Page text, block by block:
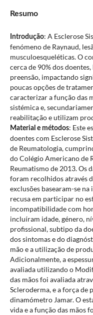
Resumo
Introdução: A Esclerose
fenómeno de Raynaud,
musculoesqueléticas. O
cerca de 90% dos
preensão, impactando
poucas opções de
caracterizar a função das
sistémica e,
reabilitação e utilizam
Material e métodos: Este
doentes com Esclerose
de Reumatologia,
do Colégio Americano de
Reumatismo de 2013. Os
foram recolhidos através
exclusões basearam-se
recusa em participar no
incompatibilidade com
incluíram idade, género,
profissional, subtipo da
dos sintomas e do
mão e a utilização de
Adicionalmente, a
avaliada utilizando o
das mãos foi avaliada
Scleroderma, e a força de
dinamómetro Jamar. O
vida e a função das mãos